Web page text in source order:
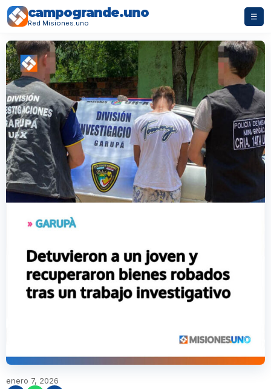
campogrande.uno
Red Misiones.uno
☰
enero 7, 2026